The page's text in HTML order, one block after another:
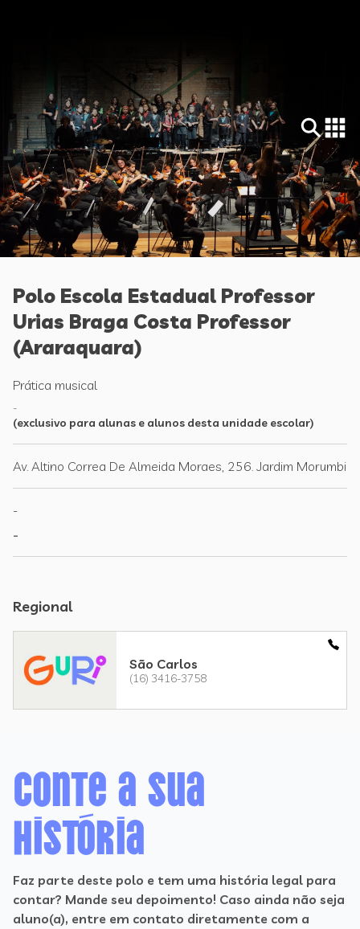
Polo Escola Estadual Professor
Urias Braga Costa Professor
(Araraquara)
Prática musical
-
(exclusivo para alunas e alunos desta unidade escolar)
Av. Altino Correa De Almeida Moraes, 256. Jardim Morumbi
-
-
Regional
São Carlos
(16) 3416-3758
Conte a sua
história
Faz parte deste polo e tem uma história legal para
contar? Mande seu depoimento! Caso ainda não seja
aluno(a), entre em contato diretamente com a